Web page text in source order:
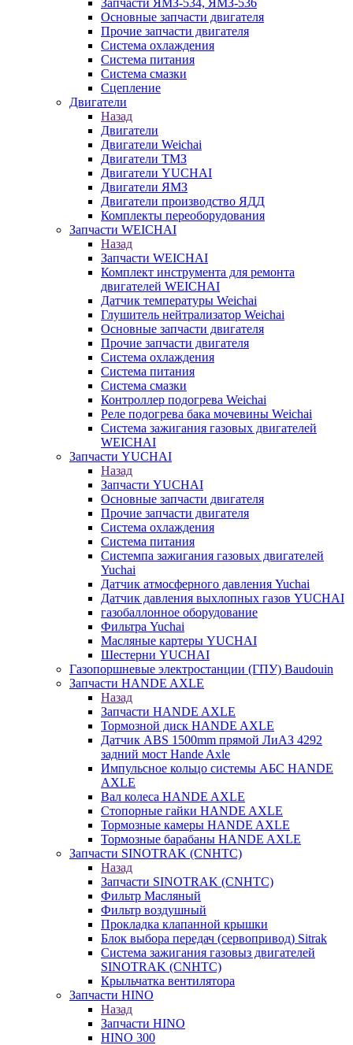
Запчасти ЯМЗ-534, ЯМЗ-536
Основные запчасти двигателя
Прочие запчасти двигателя
Система охлаждения
Система питания
Система смазки
Сцепление
Двигатели
Назад
Двигатели
Двигатели Weichai
Двигатели ТМЗ
Двигатели YUCHAI
Двигатели ЯМЗ
Двигатели производство ЯДД
Комплекты переоборудования
Запчасти WEICHAI
Назад
Запчасти WEICHAI
Комплект инструмента для ремонта
двигателей WEICHAI
Датчик температуры Weichai
Глушитель нейтрализатор Weichai
Основные запчасти двигателя
Прочие запчасти двигателя
Система охлаждения
Система питания
Система смазки
Контроллер подогрева Weichai
Реле подогрева бака мочевины Weichai
Система зажигания газовых двигателей
WEICHAI
Запчасти YUCHAI
Назад
Запчасти YUCHAI
Основные запчасти двигателя
Прочие запчасти двигателя
Система охлаждения
Система питания
Системпа зажигания газовых двигателей
Yuchai
Датчик атмосферного давления Yuchai
Датчик давления выхлопных газов YUCHAI
газобаллонное оборудование
Фильтра Yuchai
Масляные картеры YUCHAI
Шестерни YUCHAI
Газопоршневые электростанции (ГПУ) Baudouin
Запчасти HANDE AXLE
Назад
Запчасти HANDE AXLE
Тормозной диск HANDE AXLE
Датчик ABS 1500mm прямой ЛиАЗ 4292
задний мост Hande Axle
Импульсное кольцо системы АБС HANDE
AXLE
Вал колеса HANDE AXLE
Стопорные гайки HANDE AXLE
Тормозные камеры HANDE AXLE
Тормозные барабаны HANDE AXLE
Запчасти SINOTRAK (CNHTC)
Назад
Запчасти SINOTRAK (CNHTC)
Фильтр Масляный
Фильтр воздушный
Прокладка клапанной крышки
Блок выбора передач (сервопривод) Sitrak
Система зажигания газовыз двигателей
SINOTRAK (CNHTC)
Крыльчатка вентилятора
Запчасти HINO
Назад
Запчасти HINO
HINO 300